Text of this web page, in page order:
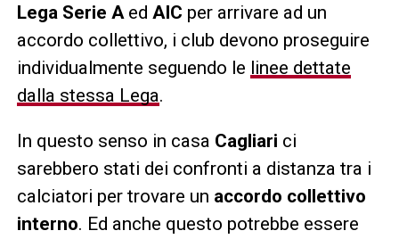
Lega Serie Aed AIC per arrivare ad un
accordo collettivo, i club devono proseguire
individualmente seguendo le linee dettate
dalla stessa Lega.
In questo senso in casa Cagliari ci
sarebbero stati dei confronti a distanza tra i
calciatori per trovare un accordo collettivo
interno. Ed anche questo potrebbe essere